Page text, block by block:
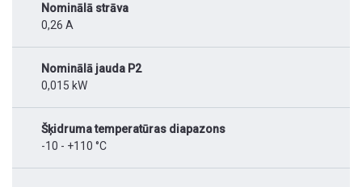
Nominālā strāva
0,26 A
Nominālā jauda P2
0,015 kW
Šķidruma temperatūras diapazons
-10 - +110 °C